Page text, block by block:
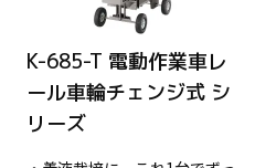
K-685-T 電動作業車レ
ール車輪チェンジ式 シ
リーズ